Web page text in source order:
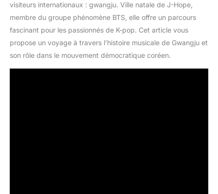
visiteurs internationaux : gwangju. Ville natale de J-Hope,
membre du groupe phénomène BTS, elle offre un parcours
fascinant pour les passionnés de K-pop. Cet article vous
propose un voyage à travers l’histoire musicale de Gwangju et
son rôle dans le mouvement démocratique coréen.